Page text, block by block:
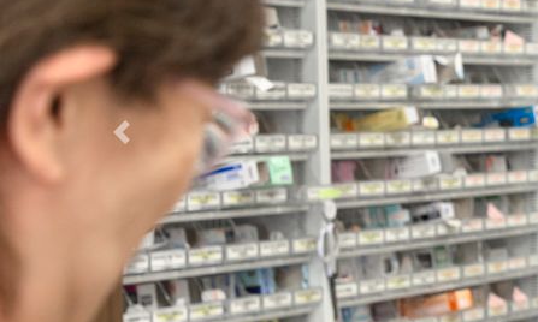
Previous